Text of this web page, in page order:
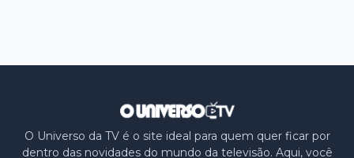
O Universo da TV é o site ideal para quem quer ficar por
dentro das novidades do mundo da televisão. Aqui, você